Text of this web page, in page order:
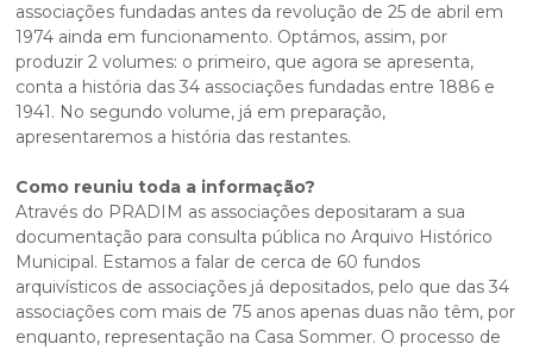
associações fundadas antes da revolução de 25 de abril em
1974 ainda em funcionamento. Optámos, assim, por
produzir 2 volumes: o primeiro, que agora se apresenta,
conta a história das 34 associações fundadas entre 1886 e
1941. No segundo volume, já em preparação,
apresentaremos a história das restantes.
Como reuniu toda a informação?
Através do PRADIM as associações depositaram a sua
documentação para consulta pública no Arquivo Histórico
Municipal. Estamos a falar de cerca de 60 fundos
arquivísticos de associações já depositados, pelo que das 34
associações com mais de 75 anos apenas duas não têm, por
enquanto, representação na Casa Sommer. O processo de